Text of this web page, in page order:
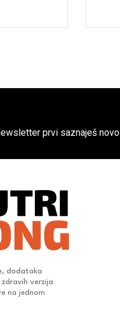
prvi saznaješ
dodataka
verzija
na jednom